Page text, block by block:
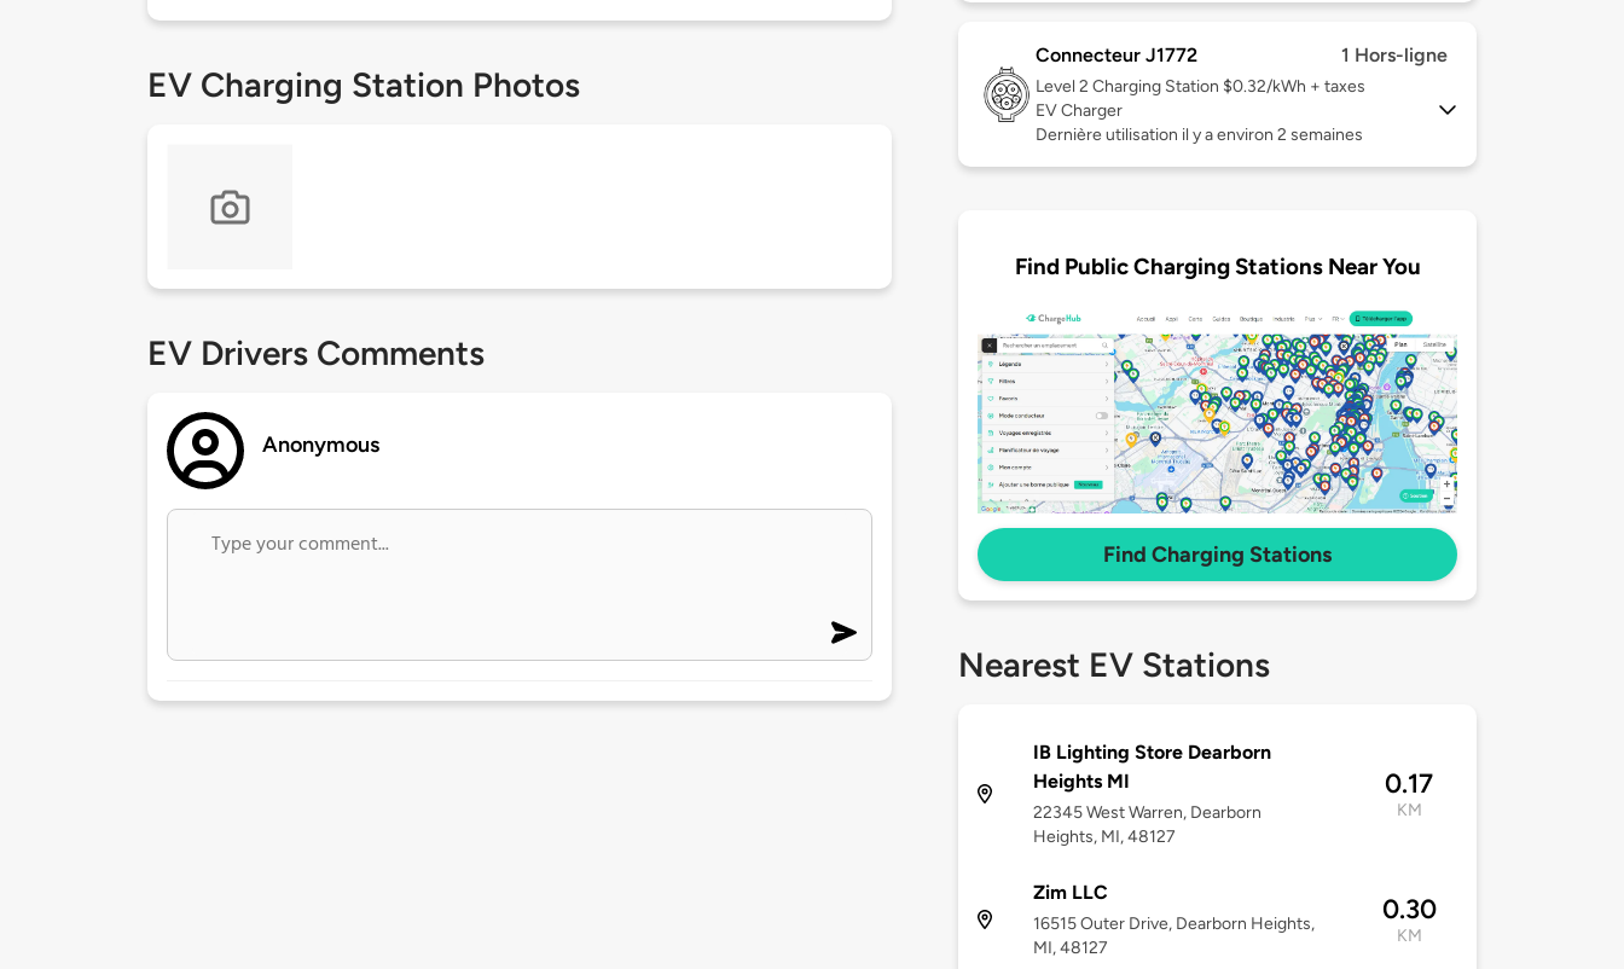
EV Charging Station Photos
EV Drivers Comments
Anonymous
Connecteur J1772 1 Hors-ligne
Level 2 Charging Station $0.32/kWh + taxes
EV Charger
Dernière utilisation il y a environ 2 semaines
Find Public Charging Stations Near You
Find Charging Stations
Nearest EV Stations
IB Lighting Store Dearborn
Heights MI
22345 West Warren, Dearborn
Heights, MI, 48127
0.17
KM
Zim LLC
16515 Outer Drive, Dearborn Heights,
MI, 48127
0.30
KM